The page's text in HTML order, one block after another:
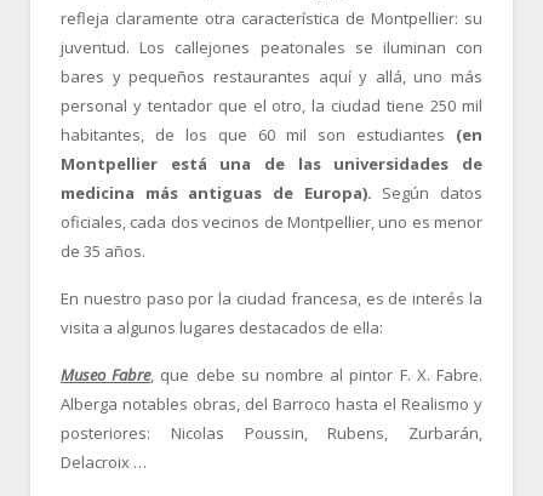
refleja claramente otra característica de Montpellier: su
juventud. Los callejones peatonales se iluminan con
bares y pequeños restaurantes aquí y allá, uno más
personal y tentador que el otro, la ciudad tiene 250 mil
habitantes, de los que 60 mil son estudiantes (en
Montpellier está una de las universidades de
medicina más antiguas de Europa). Según datos
oficiales, cada dos vecinos de Montpellier, uno es menor
de 35 años.
En nuestro paso por la ciudad francesa, es de interés la
visita a algunos lugares destacados de ella:
Museo Fabre, que debe su nombre al pintor F. X. Fabre.
Alberga notables obras, del Barroco hasta el Realismo y
posteriores: Nicolas Poussin, Rubens, Zurbarán,
Delacroix …